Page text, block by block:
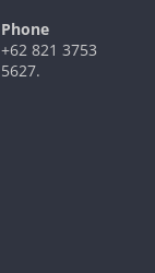
Phone
+62 821 3753
5627.